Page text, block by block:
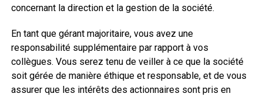
concernant la direction et la gestion de la société.
En tant que gérant majoritaire, vous avez une
responsabilité supplémentaire par rapport à vos
collègues. Vous serez tenu de veiller à ce que la société
soit gérée de manière éthique et responsable, et de vous
assurer que les intérêts des actionnaires sont pris en